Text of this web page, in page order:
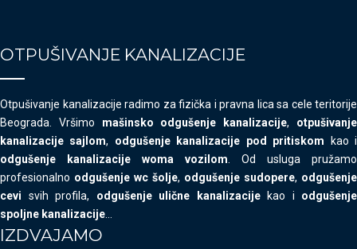
OTPUŠIVANJE KANALIZACIJE
Otpušivanje kanalizacije radimo za fizička i pravna lica sa cele teritorije
Beograda. Vršimo mašinsko odgušenje kanalizacije, otpušivanje
kanalizacije sajlom, odgušenje kanalizacije pod pritiskom kao i
odgušenje kanalizacije woma vozilom . Od usluga pružamo
profesionalno odgušenje wc šolje, odgušenje sudopere, odgušenje
cevi svih profila, odgušenje ulične kanalizacijekao i odgušenje
spoljne kanalizacije
IZDVAJAMO